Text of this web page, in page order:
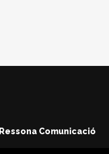
Ressona Comunicació